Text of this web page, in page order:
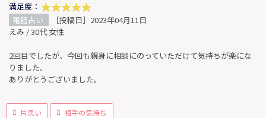
満足度：
電話占い
［投稿日］2023年04月11日
えみ / 30代 女性
2回目でしたが、今回も親身に相談にのっていただけて気持ちが楽にな
りました。
ありがとうございました。
片思い 相手の気持ち